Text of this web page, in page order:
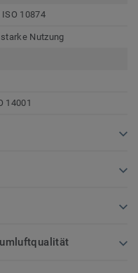
ISO 10874
Nutzung
14001